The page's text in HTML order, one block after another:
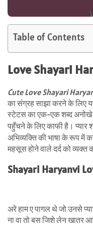
Table of Contents
Love Shayari
Cute Love Shayari
का संग्रह साझा करने के लिए
स्टेटस का एक-एक शब्द अनोखे
पहुँचने के लिए काफी है। प्यार
अभिव्यक्ति की भाषा के रूप में
महसूस होने वाले दर्द को व्यक्त
Shayari Haryanvi
अरे हाम ए पागल थे जो उनसे
ना वा तो बस जिशे लेन खातर